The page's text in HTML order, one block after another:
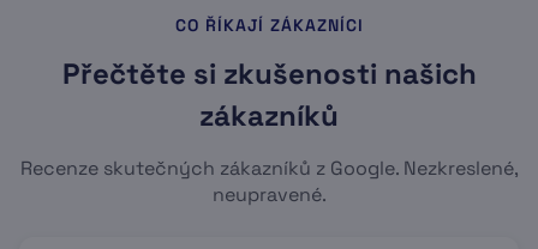
CO ŘÍKAJÍ ZÁKAZNÍCI
Přečtěte si zkušenosti našich
zákazníků
Recenze skutečných zákazníků z Google. Nezkreslené,
neupravené.